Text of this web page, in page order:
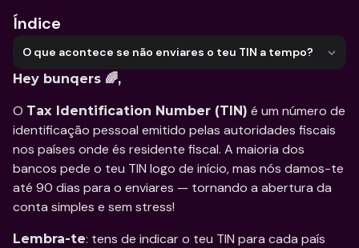
Índice
O que acontece se não enviares o teu TIN a tempo?
Hey bunqers 🌈,
O Tax Identification Number (TIN) é um número de
identificação pessoal emitido pelas autoridades fiscais
nos países onde és residente fiscal. A maioria dos
bancos pede o teu TIN logo de início, mas nós damos-te
até 90 dias para o enviares — tornando a abertura da
conta simples e sem stress!
Lembra-te: tens de indicar o teu TIN para cada país